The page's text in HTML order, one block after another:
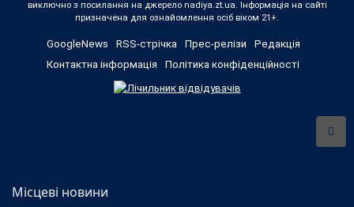
виключно з посилання на джерело nadiya.zt.ua. Інформація на сайті
призначена для ознайомлення осіб віком 21+.
GoogleNews RSS-стрічка Прес-релізи
Редакція
Контактна інформація
Політика конфіденційності
Місцеві новини